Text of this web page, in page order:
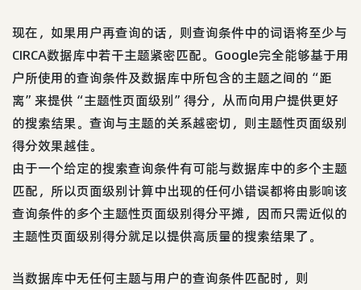
现在，如果用户再查询的话，则查询条件中的词语将至少与
CIRCA数据库中若干主题紧密匹配。Google完全能够基于用
户所使用的查询条件及数据库中所包含的主题之间的“距
离”来提供“主题性页面级别”得分，从而向用户提供更好
的搜索结果。查询与主题的关系越密切，则主题性页面级别
得分效果越佳。
由于一个给定的搜索查询条件有可能与数据库中的多个主题
匹配，所以页面级别计算中出现的任何小错误都将由影响该
查询条件的多个主题性页面级别得分平摊，因而只需近似的
主题性页面级别得分就足以提供高质量的搜索结果了。
当数据库中无任何主题与用户的查询条件匹配时，则